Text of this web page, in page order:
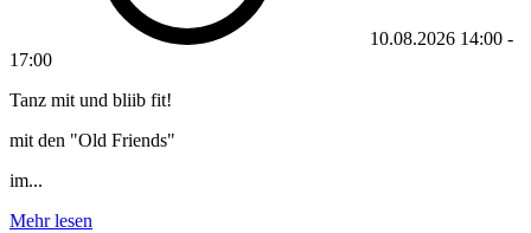
10.08.2026 14:00 -
17:00
Tanz mit und bliib fit!
mit den "Old Friends"
im...
Mehr lesen